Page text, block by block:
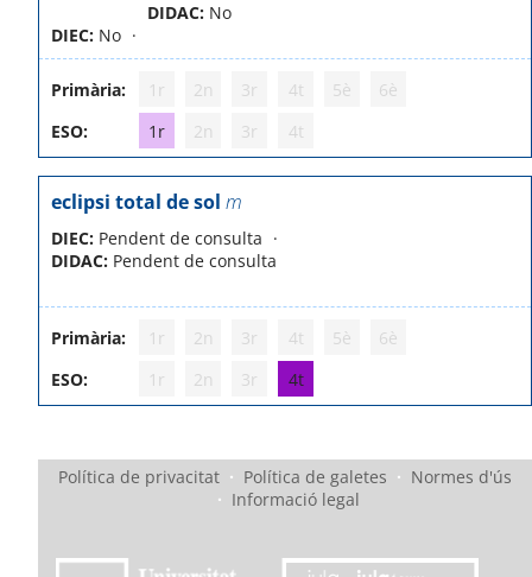
DIEC: No
DIDAC: No
Primària: 1r 2n 3r 4t 5è
6è
ESO:
1r 2n 3r 4t
eclipsi total de sol m
DIEC: Pendent de consulta
DIDAC: Pendent de consulta
Primària: 1r 2n 3r 4t 5è
6è
ESO:
1r 2n 3r 4t
Política de privacitat · Política de galetes · Normes d'ús
· Informació legal